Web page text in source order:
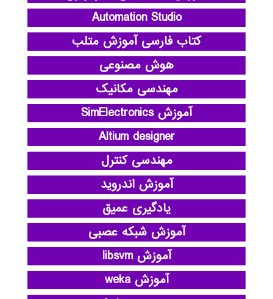
Automation Studio
کتاب فارسی آموزش متلب
هوش مصنوعی
مهندسی مکانیک
آموزش SimElectronics
Altium designer
مهندسی کنترل
آموزش اندروید
یادگیری عمیق
آموزش شبکه عصبی
آموزش libsvm
آموزش weka